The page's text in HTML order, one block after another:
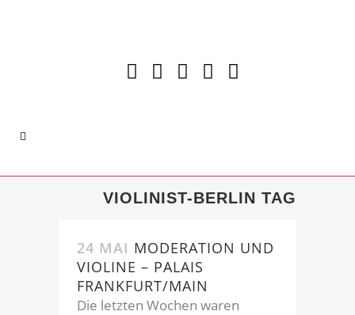
VIOLINIST-BERLIN TAG
24 MAI MODERATION UND
VIOLINE – PALAIS
FRANKFURT/MAIN
Die letzten Wochen waren